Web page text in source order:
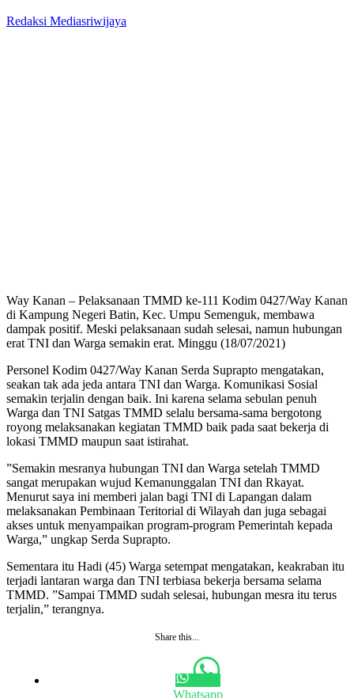
Redaksi Mediasriwijaya
Way Kanan – Pelaksanaan TMMD ke-111 Kodim 0427/Way Kanan
di Kampung Negeri Batin, Kec. Umpu Semenguk, membawa
dampak positif. Meski pelaksanaan sudah selesai, namun hubungan
erat TNI dan Warga semakin erat. Minggu (18/07/2021)
Personel Kodim 0427/Way Kanan Serda Suprapto mengatakan,
seakan tak ada jeda antara TNI dan Warga. Komunikasi Sosial
semakin terjalin dengan baik. Ini karena selama sebulan penuh
Warga dan TNI Satgas TMMD selalu bersama-sama bergotong
royong melaksanakan kegiatan TMMD baik pada saat bekerja di
lokasi TMMD maupun saat istirahat.
”Semakin mesranya hubungan TNI dan Warga setelah TMMD
sangat merupakan wujud Kemanunggalan TNI dan Rkayat.
Menurut saya ini memberi jalan bagi TNI di Lapangan dalam
melaksanakan Pembinaan Teritorial di Wilayah dan juga sebagai
akses untuk menyampaikan program-program Pemerintah kepada
Warga,” ungkap Serda Suprapto.
Sementara itu Hadi (45) Warga setempat mengatakan, keakraban itu
terjadi lantaran warga dan TNI terbiasa bekerja bersama selama
TMMD. ”Sampai TMMD sudah selesai, hubungan mesra itu terus
terjalin,” terangnya.
Share this...
Whatsapp